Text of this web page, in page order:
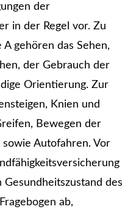
der
in der Regel vor. Zu
gehören das Sehen,
der Gebrauch der
Orientierung. Zur
Knien und
Bewegen der
Autofahren. Vor
des
ab,